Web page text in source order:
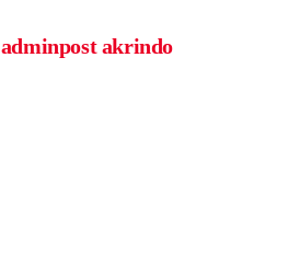
adminpost akrindo